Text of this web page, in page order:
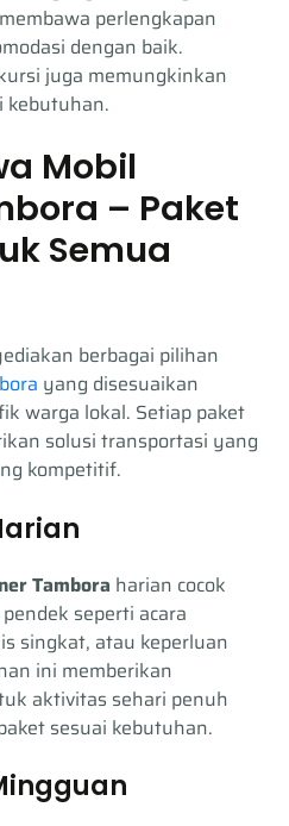
perlengkapan
dengan baik.
juga memungkinkan
kebutuhan.
Mobil
– Paket
Semua
berbagai pilihan
yang disesuaikan
warga lokal. Setiap paket
solusi transportasi yang
kompetitif.
Tambora harian cocok
seperti acara
singkat, atau keperluan
ini memberikan
aktivitas sehari penuh
sesuai kebutuhan.